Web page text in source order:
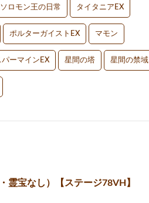
ソロモン王の日常 タイタニアEX
ポルターガイストEX マモン
パーマインEX 星間の塔 星間の禁域
霊宝なし）【ステージ78VH】